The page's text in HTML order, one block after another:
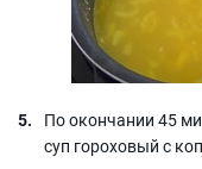
По окончании 45
суп гороховый с